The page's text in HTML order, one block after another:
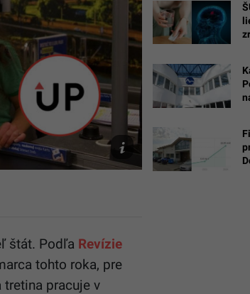
TASR/DPA/Swen
Matúš
Majer/Startitup
štát. Podľa Revízie
tohto roka, pre
pracuje v